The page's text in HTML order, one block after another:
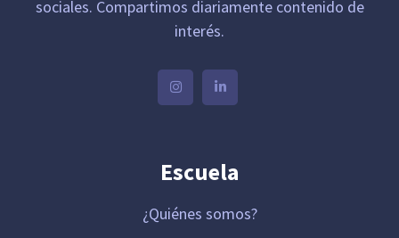
sociales. Compartimos diariamente contenido de
interés.
Escuela
¿Quiénes somos?